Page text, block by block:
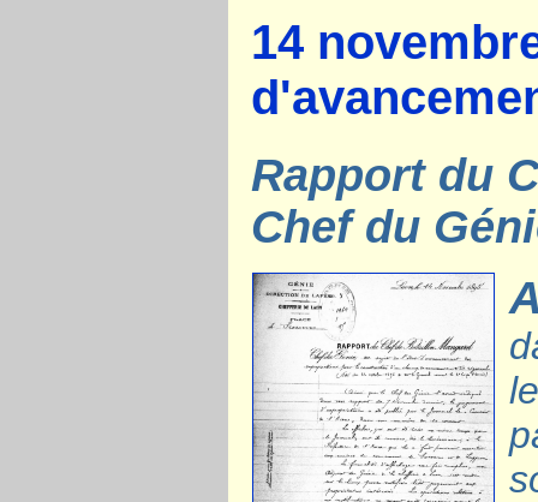
14
Rapport du
Chef du